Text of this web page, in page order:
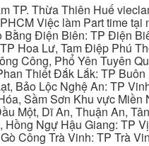
TP. Thừa Thiên Huế
Việc làm Part time
Điện Biên: TP Điện
Hoa Lư, Tam Điệp Phú
Công, Phổ Yên Tuyên
Thiết Đắk Lắk: TP
Bảo Lộc Nghệ An: TP
Sầm Sơn Khu vực
Một, Dĩ An, Thuận An,
Ngự Hậu Giang: TP
Công Trà Vinh: TP Trà